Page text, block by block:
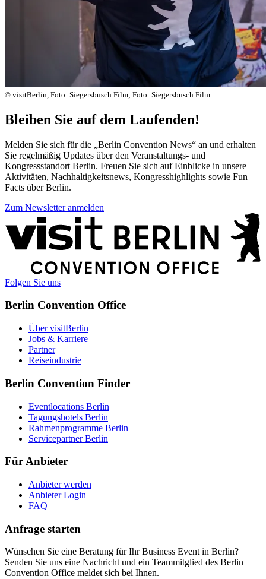
© visitBerlin, Foto: Siegersbusch Film; Foto: Siegersbusch Film
Bleiben Sie auf dem Laufenden!
Melden Sie sich für die „Berlin Convention News“ an und erhalten
Sie regelmäßig Updates über den Veranstaltungs- und
Kongressstandort Berlin. Freuen Sie sich auf Einblicke in unsere
Aktivitäten, Nachhaltigkeitsnews, Kongresshighlights sowie Fun
Facts über Berlin.
Zum Newsletter anmelden
Weitere
Informationen
Folgen Sie uns
Berlin Convention Office
Über visitBerlin
Jobs & Karriere
Partner
Reiseindustrie
Berlin Convention Finder
Eventlocations Berlin
Tagungshotels Berlin
Rahmenprogramme Berlin
Servicepartner Berlin
Für Anbieter
Anbieter werden
Anbieter Login
FAQ
Anfrage starten
Wünschen Sie eine Beratung für Ihr Business Event in Berlin?
Senden Sie uns eine Nachricht und ein Teammitglied des Berlin
Convention Office meldet sich bei Ihnen.